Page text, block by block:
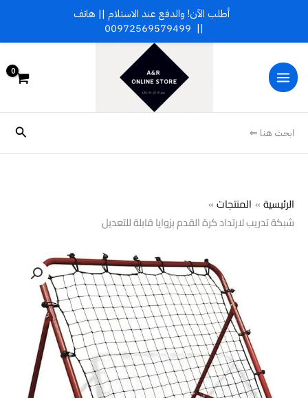
المحتوى
ابحث هنا ⇐
الرئيسية
المنتجات
شبكة تدريب لارتداد كرة القدم بزوايا قابلة للتعديل
أطلب الآن! والدفع عند الاستلام || هاتف
||
00972569579499